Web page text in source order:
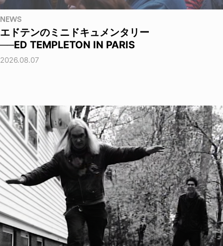
NEWS
エドテンのミニドキュメンタリー
──ED TEMPLETON IN PARIS
2026.08.07